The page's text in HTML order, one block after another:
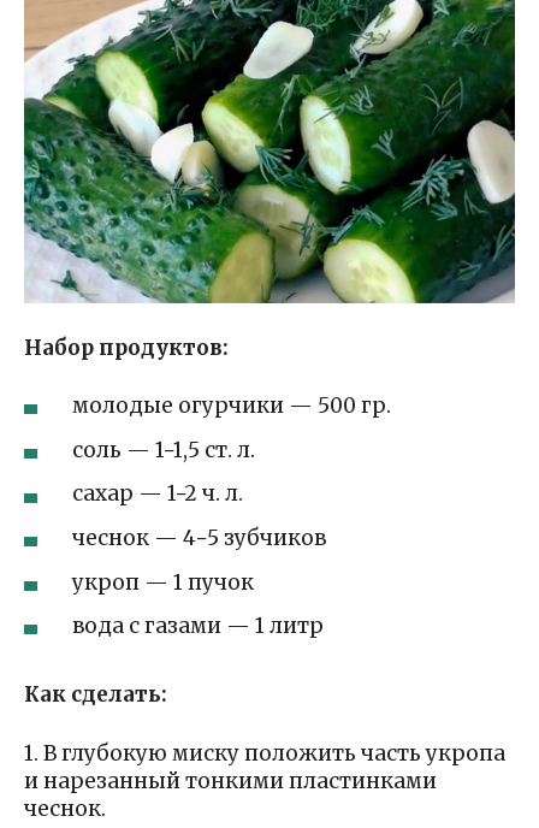
Набор продуктов:
молодые огурчики — 500 гр.
соль — 1−1,5 ст. л.
сахар — 1−2 ч. л.
чеснок — 4−5 зубчиков
укроп — 1 пучок
вода с газами — 1 литр
Как сделать:
1. В глубокую миску положить часть укропа
и нарезанный тонкими пластинками
чеснок.